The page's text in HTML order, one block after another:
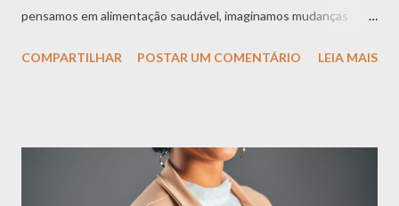
pensamos em alimentação saudável, imaginamos mudanças
cuidado também mora nas pequenas escolhas do dia a dia. Por
gentil. 1. Beba água, mesmo nos dias mais frios Você não é um
cacto, então não deixe de beber água. Nos dias mais frios, é
COMPARTILHAR POSTAR UM COMENTÁRIO LEIA MAIS